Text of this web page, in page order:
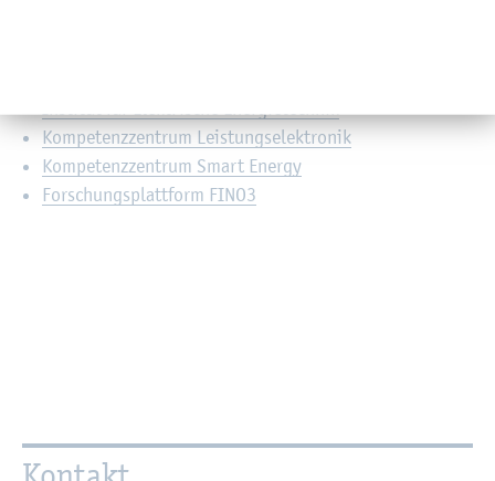
In­sti­tut für Elek­tri­sche En­er­gie­tech­nik
Kom­pe­tenz­zen­trum Leis­tungs­elek­tro­nik
Kom­pe­tenz­zen­trum Smart En­er­gy
For­schungs­platt­form FINO3